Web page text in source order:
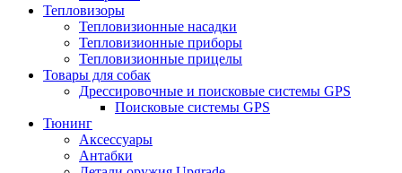
Тепловизоры
Тепловизионные насадки
Тепловизионные приборы
Тепловизионные прицелы
Товары для собак
Дрессировочные и поисковые системы GPS
Поисковые системы GPS
Тюнинг
Аксессуары
Антабки